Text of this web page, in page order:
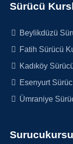
Sürücü
Beylikdüzü
Fatih Sürücü
Kadıköy
Esenyurt
Ümraniye